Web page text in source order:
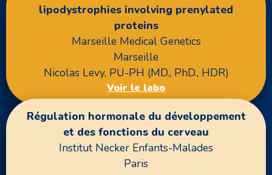
lipodystrophies involving prenylated
proteins
Marseille Medical Genetics
Marseille
Nicolas Levy, PU-PH (MD., PhD., HDR)
Voir le labo
Régulation hormonale du développement
et des fonctions du cerveau
Institut Necker Enfants-Malades
Paris